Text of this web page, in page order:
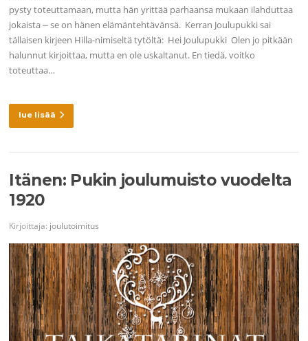
pysty toteuttamaan, mutta hän yrittää parhaansa mukaan ilahduttaa
jokaista ⎼ se on hänen elämäntehtävänsä. Kerran Joulupukki sai
tällaisen kirjeen Hilla-nimiseltä tytöltä: Hei Joulupukki Olen jo pitkään
halunnut kirjoittaa, mutta en ole uskaltanut. En tiedä, voitko
toteuttaa…
lue lisää
Itänen: Pukin joulumuisto vuodelta
1920
Kirjoittaja: joulutoimitus